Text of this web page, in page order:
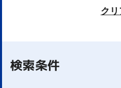
クリ
検索条件